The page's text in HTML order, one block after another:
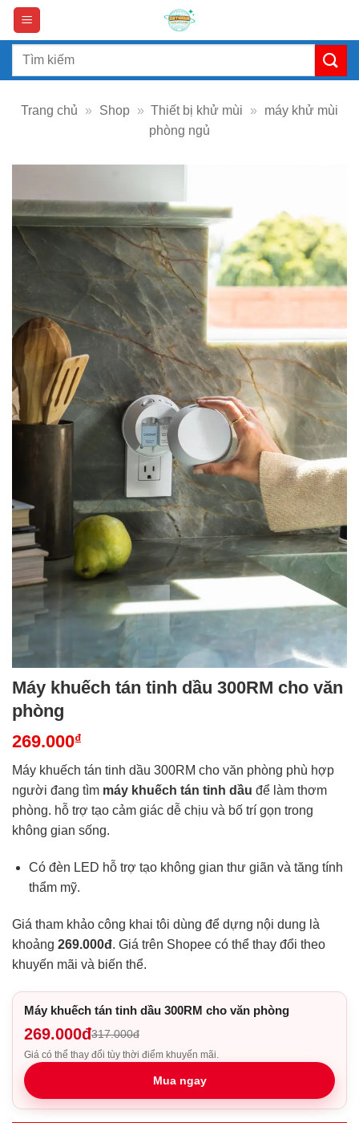
Skip
content
Search
Trang chủ » Shop » Thiết bị khử mùi »
máy khử mùi
phòng ngủ
Máy khuếch tán tinh dầu 300RM cho văn
phòng
269.000₫
Máy khuếch tán tinh dầu 300RM cho văn phòng phù hợp
người đang tìm máy khuếch tán tinh dầu để làm thơm
phòng. hỗ trợ tạo cảm giác dễ chịu và bố trí gọn trong
không gian sống.
Có đèn LED hỗ trợ tạo không gian thư giãn và tăng tính
thẩm mỹ.
Giá tham khảo công khai tôi dùng để dựng nội dung là
khoảng 269.000đ. Giá trên Shopee có thể thay đổi theo
khuyến mãi và biến thể.
Máy khuếch tán tinh dầu 300RM cho văn phòng
269.000đ317.000đ
Giá có thể thay đổi tùy thời điểm khuyến mãi.
Mua ngay